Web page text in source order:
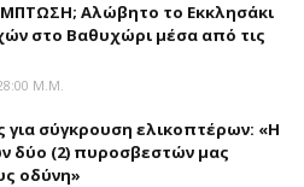
Aλώβητο το Eκκλησάκι
στο Bαθυχώρι μέσα από τις
Μ.μ.
για σύγκρουση ελικοπτέρων: «Η
δύο (2) πυροσβεστών μας
οδύνη»